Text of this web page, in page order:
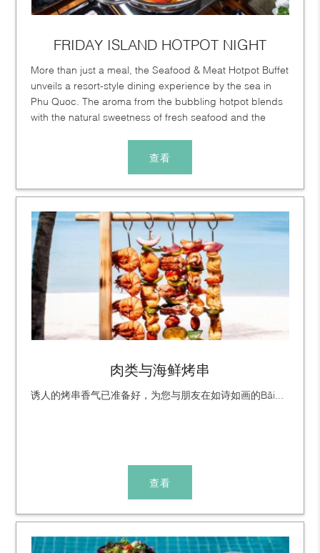
FRIDAY ISLAND HOTPOT NIGHT
More than just a meal, the Seafood & Meat Hotpot Buffet
unveils a resort-style dining experience by the sea in
Phu Quoc. The aroma from the bubbling hotpot blends
with the natural sweetness of fresh seafood and the
查看
肉类与海鲜烤串
诱人的烤串香气已准备好，为您与朋友在如诗如画的Bãi...
查看